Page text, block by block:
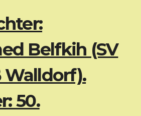
Belfkih (SV
Walldorf).
50.